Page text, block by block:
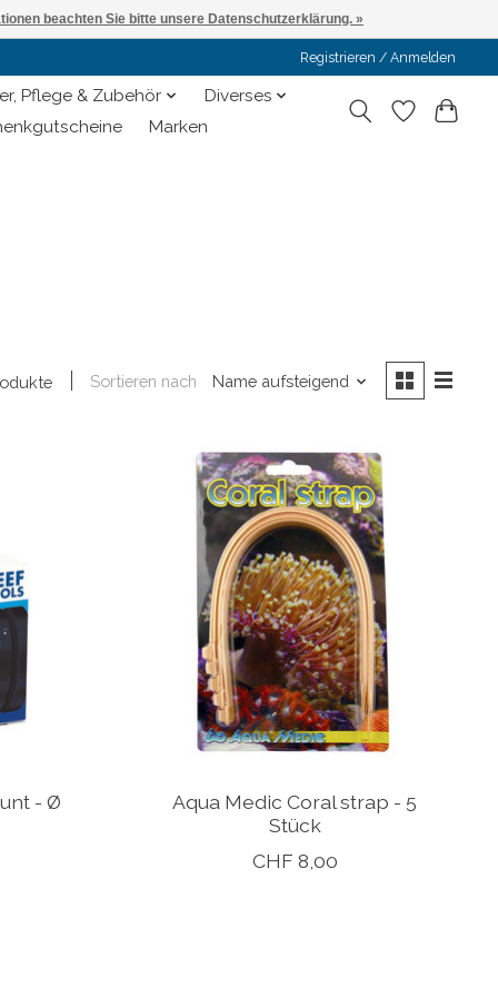
Registrieren / Anmelden
Pflege & Zubehör
Diverses
Marken
Sortieren nach Name aufsteigend
- Ø
Aqua Medic Coral strap - 5
Stück
CHF 8,00
beachten Sie bitte unsere Datenschutzerklärung. »